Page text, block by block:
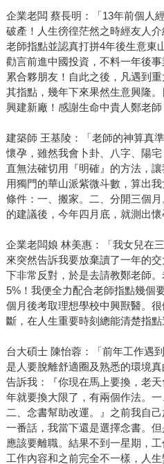
企業老闆 蔡長明：「13年前個人
破產！人生徬徨茫然之時經友人
老師指點並認真打拼4年後生意東
勸言前進中國投資，不料一年後
累合夥朋友！自此之後，凡遇到
其指點，幾年下來果然生意興隆
興建新廠！感謝生命中貴人鄭老師
建築師 王基陵：「老師的神算真
懷孕，雖然我會卜卦、八字、陽
直無法確切用『明確』的方法，
用獨門的華山派紫微斗數，算出
條件：一、搬家。二、分開三個
的建議後，今年四月底，就測出懷
企業老闆娘 林美惠：「我女兒在
來突然告訴我要放棄讀了一年的
下非常反對，於是去請教鄭老師
5%！我便全力配合老師指點幾個
個月後考取理想學校中興獸醫。
斷，在人生重要時刻總能清楚指點
台大碩士 陳怡蓉：「前年工作遇
是人要脫離舒適圈及熟悉的環境
告訴我：『你現在馬上要換，老
年就要換大限了，有兩個作法。一
二、念書幫助改運。』之前我自
一番話，我當下還是選擇念書。
應該要離職。結果不到一星期，
工作內容和之前完全不一樣，人